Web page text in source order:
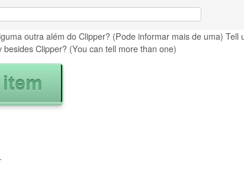
outra além do Clipper? (Pode informar mais de uma) Tell
Clipper? (You can tell more than one)